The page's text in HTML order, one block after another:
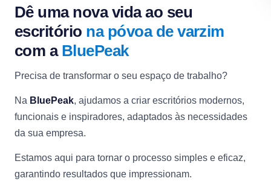
Dê uma nova vida ao seu
escritório na póvoa de varzim
com a BluePeak
Precisa de transformar o seu espaço de trabalho?
Na BluePeak, ajudamos a criar escritórios modernos,
funcionais e inspiradores, adaptados às necessidades
da sua empresa.
Estamos aqui para tornar o processo simples e eficaz,
garantindo resultados que impressionam.